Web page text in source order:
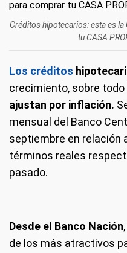
Créditos hipotecarios: esta es la
tu CASA
Los créditos
crecimiento, sobre todo
ajustan por inflación.
mensual del Banco
septiembre en relación
términos reales
pasado.
Desde el Banco Nación
de los más atractivos